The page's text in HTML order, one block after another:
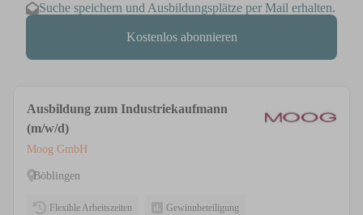
Suche speichern und Ausbildungsplätze per Mail erhalten.
Kostenlos abonnieren
Ausbildung zum Industriekaufmann
(m/w/d)
Moog GmbH
Böblingen
Flexible Arbeitszeiten Gewinnbeteiligung